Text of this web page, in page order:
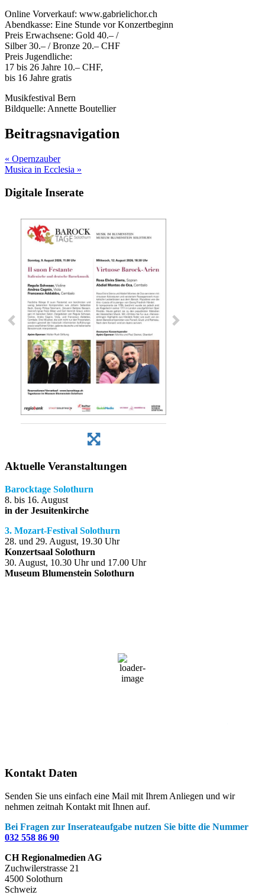
Online Vorverkauf: www.gabrielichor.ch
Abendkasse: Eine Stunde vor Konzertbeginn
Preis Erwachsene: Gold 40.– /
Silber 30.– / Bronze 20.– CHF
Preis Jugendliche:
17 bis 26 Jahre 10.– CHF,
bis 16 Jahre gratis
Musikfestival Bern
Bildquelle: Annette Boutellier
Beitragsnavigation
« Opern­zauber
Musica in Ecclesia »
Digitale Inserate
Aktuelle Veranstaltungen
Barocktage Solothurn
8. bis 16. August
in der Jesuitenkirche
3. Mozart-Festival Solothurn
28. und 29. August, 19.30 Uhr
Konzertsaal Solothurn
30. August, 10.30 Uhr und 17.00 Uhr
Museum Blumenstein Solothurn
Kontakt Daten
Senden Sie uns einfach eine Mail mit Ihrem Anliegen und wir
nehmen zeitnah Kontakt mit Ihnen auf.
Bei Fragen zur Inserateaufgabe nutzen Sie bitte die Nummer
032 558 86 90
CH Regionalmedien AG
Zuchwilerstrasse 21
4500 Solothurn
Schweiz